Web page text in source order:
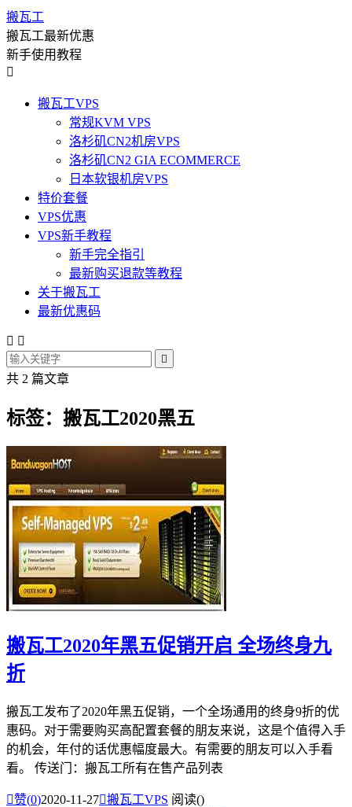
搬瓦工
搬瓦工最新优惠
新手使用教程

搬瓦工VPS
常规KVM VPS
洛杉矶CN2机房VPS
洛杉矶CN2 GIA ECOMMERCE
日本软银机房VPS
特价套餐
VPS优惠
VPS新手教程
新手完全指引
最新购买退款等教程
关于搬瓦工
最新优惠码
 

共 2 篇文章
标签：搬瓦工2020黑五
搬瓦工2020年黑五促销开启 全场终身九
折
搬瓦工发布了2020年黑五促销，一个全场通用的终身9折的优
惠码。对于需要购买高配置套餐的朋友来说，这是个值得入手
的机会，年付的话优惠幅度最大。有需要的朋友可以入手看
看。 传送门：搬瓦工所有在售产品列表
赞(0)2020-11-27搬瓦工VPS 阅读()